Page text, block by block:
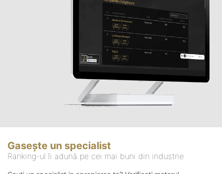
Gasește un specialist
Ranking-ul îi adună pe cei mai buni din industrie